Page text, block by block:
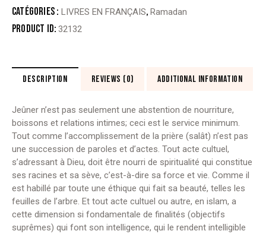
JEÛNER
Catégories : LIVRES EN FRANÇAIS,Ramadan
Product ID:32132
DESCRIPTION REVIEWS (0) ADDITIONAL INFORMATION
Jeûner n’est pas seulement une abstention de nourriture,
boissons et relations intimes; ceci est le service minimum.
Tout comme l’accomplissement de la prière (salât) n’est pas
une succession de paroles et d’actes. Tout acte cultuel,
s’adressant à Dieu, doit être nourri de spiritualité qui constitue
ses racines et sa sève, c’est-à-dire sa force et vie. Comme il
est habillé par toute une éthique qui fait sa beauté, telles les
feuilles de l’arbre. Et tout acte cultuel ou autre, en islam, a
cette dimension si fondamentale de finalités (objectifs
suprêmes) qui font son intelligence, qui le rendent intelligible